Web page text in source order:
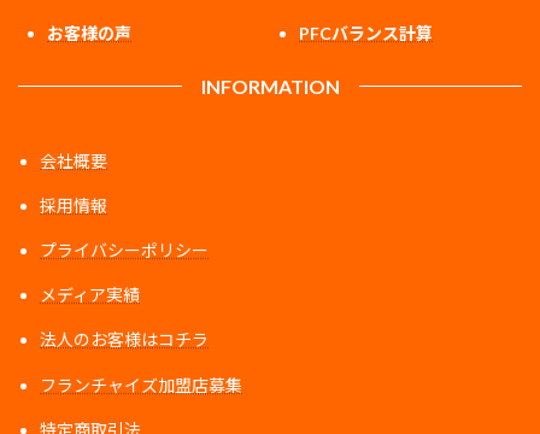
お客様の声 PFCバランス計算
INFORMATION
会社概要
採用情報
プライバシーポリシー
メディア実績
法人のお客様はコチラ
フランチャイズ加盟店募集
特定商取引法